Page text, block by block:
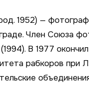
1952) —
Член Союза
В 1977
рабкоров при